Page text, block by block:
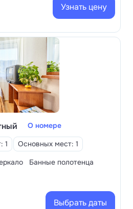
Узнать цену
О номере
1
Основных мест: 1
Банные полотенца
Выбрать даты